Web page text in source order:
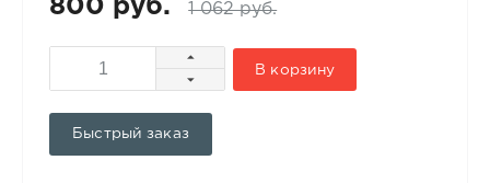
800 руб. 1 062 руб.
В корзину
Быстрый заказ